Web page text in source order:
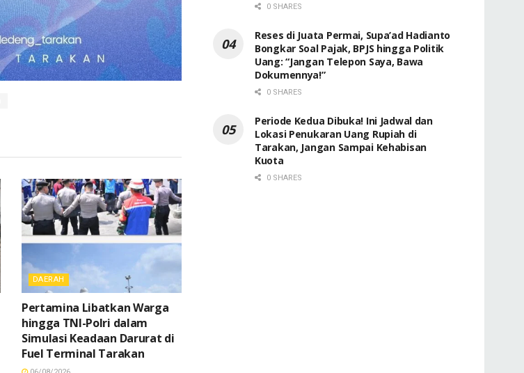
DAERAH
Pertamina Libatkan Warga
hingga TNI-Polri dalam
Simulasi Keadaan Darurat di
Fuel Terminal Tarakan
0 SHARES
Reses di Juata Permai, Supa’ad Hadianto
Bongkar Soal Pajak, BPJS hingga Politik
Uang: “Jangan Telepon Saya, Bawa
Dokumennya!”
0 SHARES
Periode Kedua Dibuka! Ini Jadwal dan
Lokasi Penukaran Uang Rupiah di
Tarakan, Jangan Sampai Kehabisan
Kuota
0 SHARES